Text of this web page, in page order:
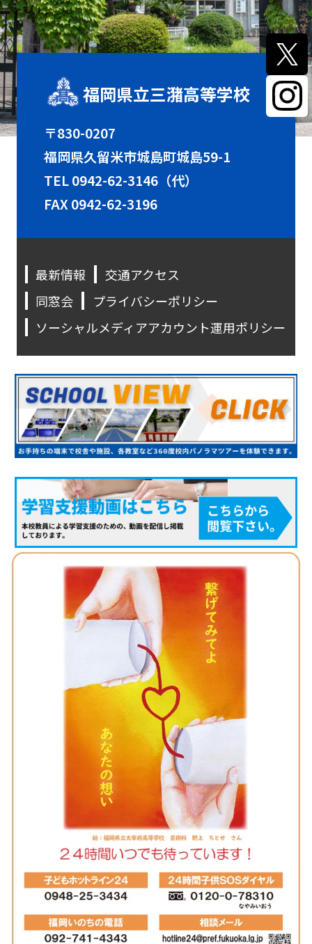
福岡県立三潴高等学校
〒830-0207
福岡県久留米市城島町城島59-1
TEL0942-62-3146（代）
FAX 0942-62-3196
最新情報
交通アクセス
同窓会
プライバシーポリシー
ソーシャルメディアアカウント運用ポリシー